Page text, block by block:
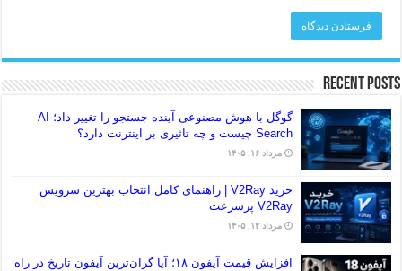
Recent Posts
گوگل با هوش مصنوعی آینده جستجو را تغییر داد؛ AI
Search چیست و چه تاثیری بر اینترنت دارد؟
مرداد ۱۶, ۱۴۰۵
خرید V2Ray | راهنمای کامل انتخاب بهترین سرویس
V2Ray پرسرعت
مرداد ۱۲, ۱۴۰۵
افزایش قیمت آیفون ۱۸؛ آیا گران‌ترین آیفون تاریخ در راه